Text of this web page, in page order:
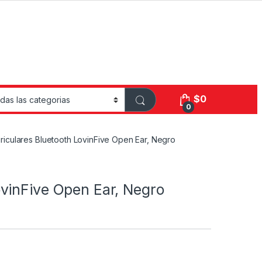
0
$0
Bluetooth LovinFive Open Ear, Negro
Open Ear, Negro